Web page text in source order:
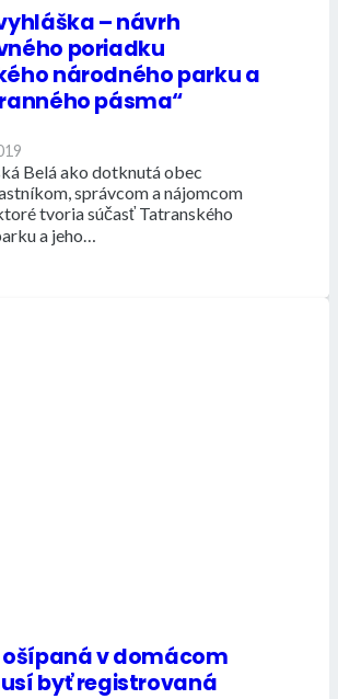
– návrh
poriadku
národného parku a
pásma“
Belá ako dotknutá obec
správcom a nájomcom
tvoria súčasť Tatranského
a jeho…
ošípaná v domácom
byť registrovaná